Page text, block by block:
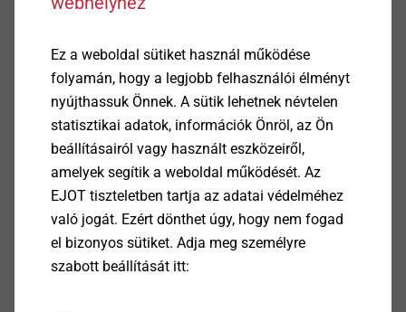
megakadályozza az un. Stick-Slip hatást (két
egymáson elcsúszó elem kötött spontán fellépő
"rángatózó"mozgás)
A II. építőelemben nincs túlfeszítés/sérülés, ami
nagy szakítószilárdságot eredményez
Nagy szakítószilárdságú és oldalirányú erőátvitel
a II. építőelemben a finom menetek között
Általános építésügyi hatósági vizsgálati
tanúsítvány (abP) a használhatóság
igazolásaként a DIN 18516-1 szerint (informális
Ez a weboldal sütiket használ működése
folyamán, hogy a legjobb felhasználói élményt
nyújthassuk Önnek. A sütik lehetnek névtelen
statisztikai adatok, információk Önröl, az Ön
beállításairól vagy használt eszközeiről,
amelyek segítik a weboldal működését. Az
EJOT tiszteletben tartja az adatai védelméhez
való jogát. Ezért dönthet úgy, hogy nem fogad
el bizonyos sütiket. Adja meg személyre
szabott beállítását itt: